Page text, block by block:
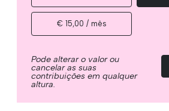
€ 15,00 / mês
Pode alterar o valor ou
cancelar as suas
contribuições em qualquer
altura.